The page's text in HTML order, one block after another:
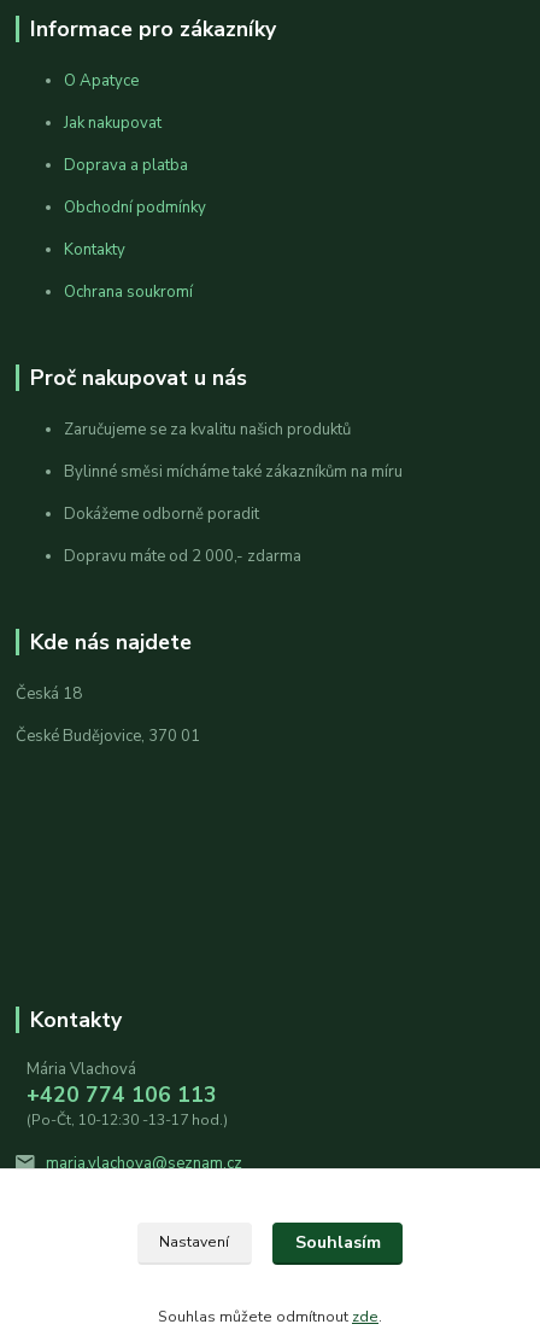
Informace pro zákazníky
O Apatyce
Jak nakupovat
Doprava a platba
Obchodní podmínky
Kontakty
Ochrana soukromí
Proč nakupovat u nás
Zaručujeme se za kvalitu našich produktů
Bylinné směsi mícháme také zákazníkům na míru
Dokážeme odborně poradit
Dopravu máte od 2 000,- zdarma
Kde nás najdete
Česká 18
České Budějovice, 370 01
Kontakty
Mária Vlachová
+420 774 106 113
(Po-Čt, 10-12:30 -13-17 hod.)
maria.vlachova@seznam.cz
Nastavení Souhlasím
Souhlas můžete odmítnout zde.